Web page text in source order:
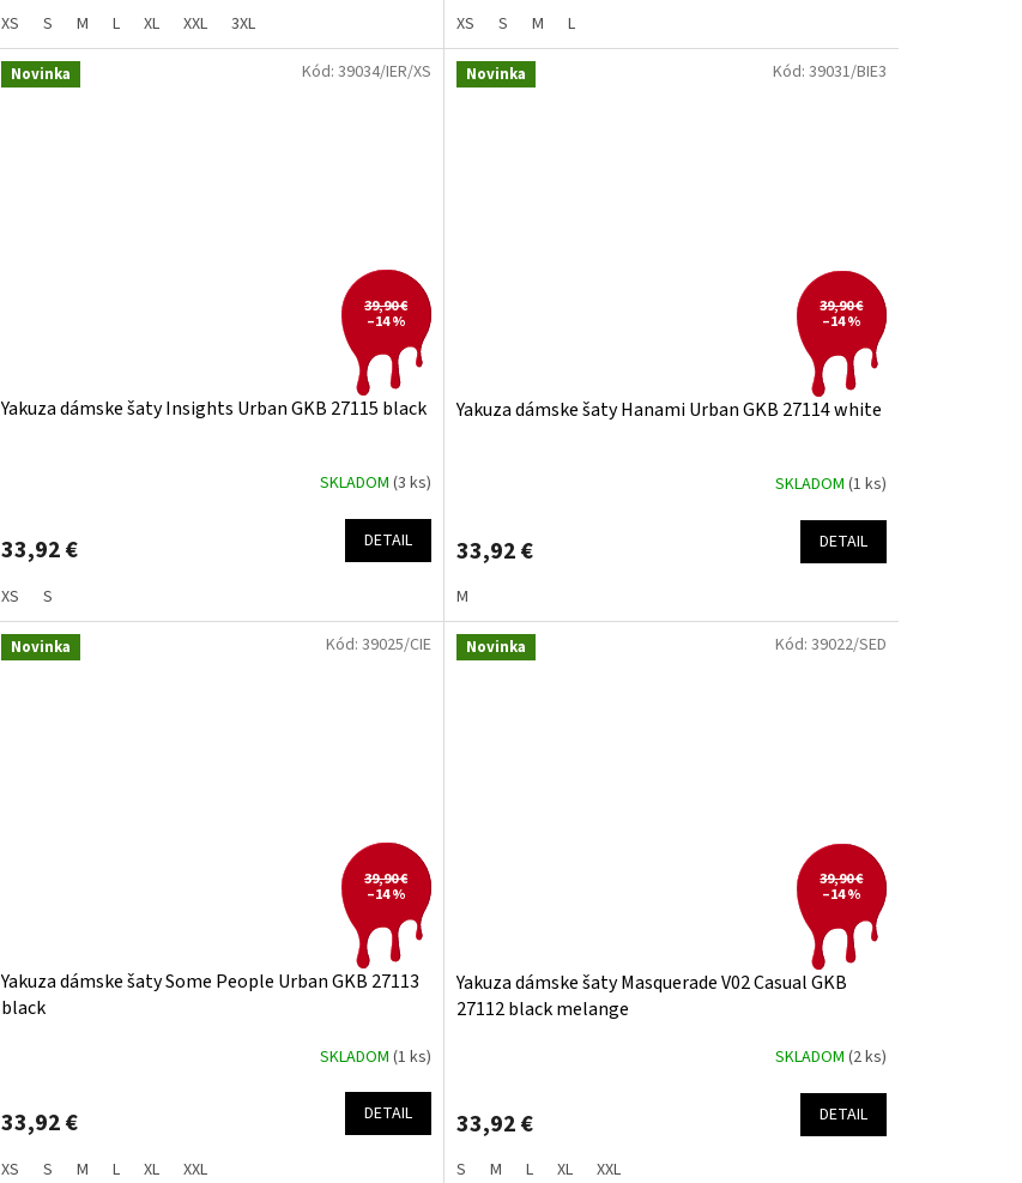
XS S M L XL XXL 3XL XS S M L
Novinka
39,90 €
–14 %
Yakuza dámske šaty Insights Urban GKB 27115 black
SKLADOM (3 ks)
33,92 € DETAIL
XS S
Kód: 39034/IER/XS Novinka
39,90 €
–14 %
Yakuza dámske šaty Hanami Urban GKB 27114 white
SKLADOM (1 ks)
33,92 € DETAIL
M
Kód: 39031/BIE3
Novinka
39,90 €
–14 %
Yakuza dámske šaty Some People Urban GKB 27113
black
SKLADOM (1 ks)
33,92 € DETAIL
XS S M L XL XXL
Kód: 39025/CIE Novinka
39,90 €
–14 %
Yakuza dámske šaty Masquerade V02 Casual GKB
27112 black melange
SKLADOM (2 ks)
33,92 € DETAIL
S M L XL XXL
Kód: 39022/SED